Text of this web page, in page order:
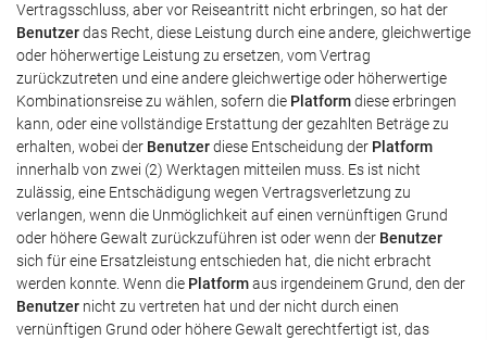
Vertragsschluss, aber vor Reiseantritt nicht erbringen, so hat der
Benutzerdas Recht, diese Leistung durch eine andere, gleichwertige
oder höherwertige Leistung zu ersetzen, vom Vertrag
zurückzutreten und eine andere gleichwertige oder höherwertige
Kombinationsreise zu wählen, sofern die Platformdiese erbringen
kann, oder eine vollständige Erstattung der gezahlten Beträge zu
erhalten, wobei der Benutzerdiese Entscheidung der Platform
innerhalb von zwei (2) Werktagen mitteilen muss. Es ist nicht
zulässig, eine Entschädigung wegen Vertragsverletzung zu
verlangen, wenn die Unmöglichkeit auf einen vernünftigen Grund
oder höhere Gewalt zurückzuführen ist oder wenn der Benutzer
sich für eine Ersatzleistung entschieden hat, die nicht erbracht
werden konnte. Wenn die Platformaus irgendeinem Grund, den der
Benutzer nicht zu vertreten hat und der nicht durch einen
vernünftigen Grund oder höhere Gewalt gerechtfertigt ist, das